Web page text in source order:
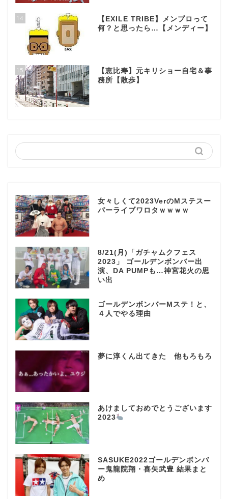
14
【EXILE TRIBE】メンプロって
何？と思ったら…【メンディー】
15
【恵比寿】元キリショー自宅＆事
務所【散歩】
女々しくて2023VerのMステスー
パーライブワロタｗｗｗｗ
8/21(月)「ガチャムクフェス
2023」 ゴールデンボンバー出
演、DA PUMPも…神宮花火の思
い出
ゴールデンボンバーMステ！と、
４人でやる理由
夢に淳くん出てきた 他もろもろ
あけましておめでとうございます
2023
SASUKE2022ゴールデンボンバ
ー鬼龍院翔・喜矢武豊 結果まと
め